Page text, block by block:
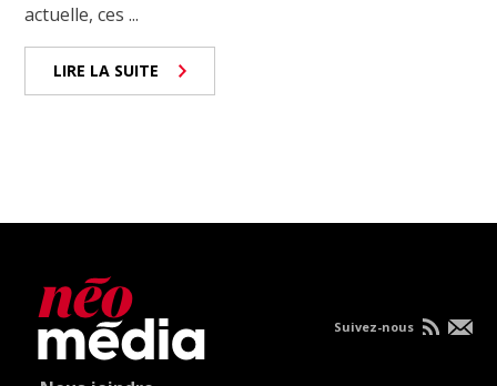
actuelle, ces ...
LIRE LA SUITE
Suivez-nous